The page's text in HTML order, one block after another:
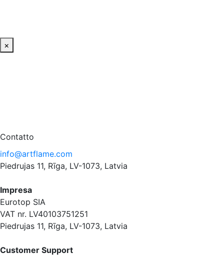
×
Contatto
info@artflame.com
Piedrujas 11, Rīga, LV-1073, Latvia
Impresa
Eurotop SIA
VAT nr. LV40103751251
Piedrujas 11, Rīga, LV-1073, Latvia
Сustomer Support